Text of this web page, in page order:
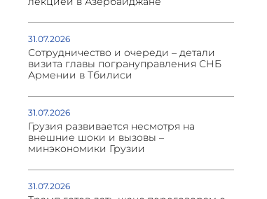
31.07.2026
Сотрудничество и очереди – детали
визита главы погрануправления СНБ
Армении в Тбилиси
31.07.2026
Грузия развивается несмотря на
внешние шоки и вызовы –
минэкономики Грузии
31.07.2026